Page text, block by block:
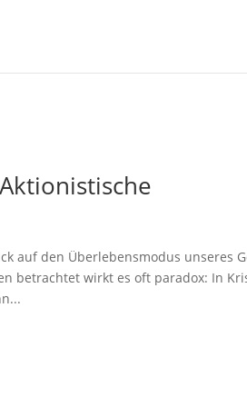
auf den Überlebensmodus unseres
betrachtet wirkt es oft paradox: In